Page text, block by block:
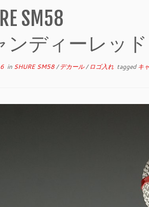
SM58
ンディーレッド
in SHURE SM58/デカール/ロゴ入れ taggedキ